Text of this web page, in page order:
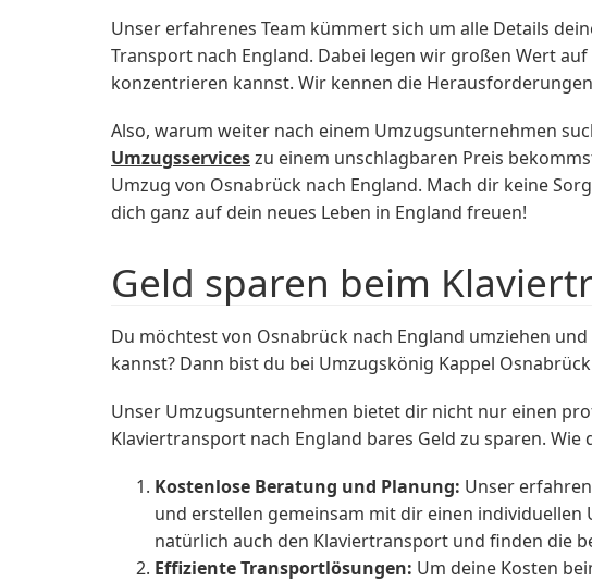
Unser erfahrenes Team kümmert sich um alle Details
Transport nach England. Dabei legen wir großen Wert
konzentrieren kannst. Wir kennen die
Also, warum weiter nach einem Umzugsunternehmen
Umzugsserviceszu einem unschlagbaren Preis
Umzug von Osnabrück nach England. Mach dir keine
dich ganz auf dein neues Leben in England freuen!
Geld sparen beim
Du möchtest von Osnabrück nach England umziehen
kannst? Dann bist du bei Umzugskönig Kappel
Unser Umzugsunternehmen bietet dir nicht nur einen
Klaviertransport nach England bares Geld zu sparen.
Kostenlose Beratung und Planung: Unser
und erstellen gemeinsam mit dir einen
natürlich auch den Klaviertransport und finden die
Effiziente Transportlösungen: Um deine Kosten